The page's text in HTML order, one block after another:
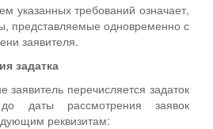
указанных требований означает,
представляемые одновременно с
заявителя.
задатка
заявитель перечисляется задаток
даты рассмотрения заявок
реквизитам: